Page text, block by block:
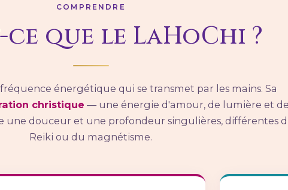
COMPRENDRE
ce que le LaHoChi ?
énergétique qui se transmet par les mains. Sa
christique — une énergie d'amour, de lumière et de
une douceur et une profondeur singulières, différentes
Reiki ou du magnétisme.